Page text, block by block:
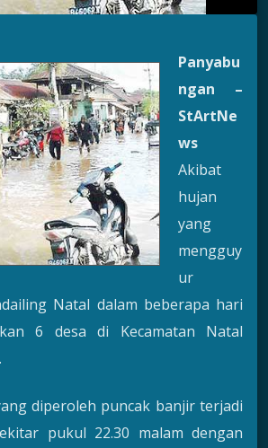
Panyabu
ngan –
StArtNe
ws
Akibat
hujan
yang
mengguy
ur
Natal dalam beberapa hari
6 desa di Kecamatan Natal
diperoleh puncak banjir terjadi
pukul 22.30 malam dengan